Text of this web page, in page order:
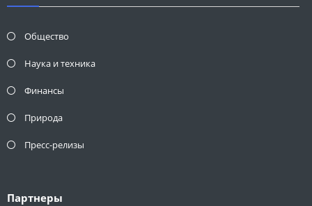
Общество
Наука и техника
Финансы
Природа
Пресс-релизы
Партнеры